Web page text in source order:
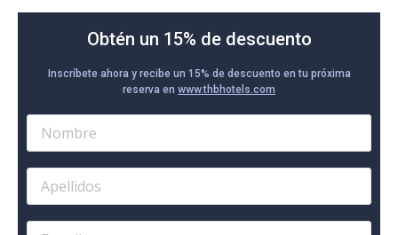
Obtén un 15% de descuento
Inscríbete ahora y recibe un 15% de descuento en tu próxima
reserva en www.thbhotels.com